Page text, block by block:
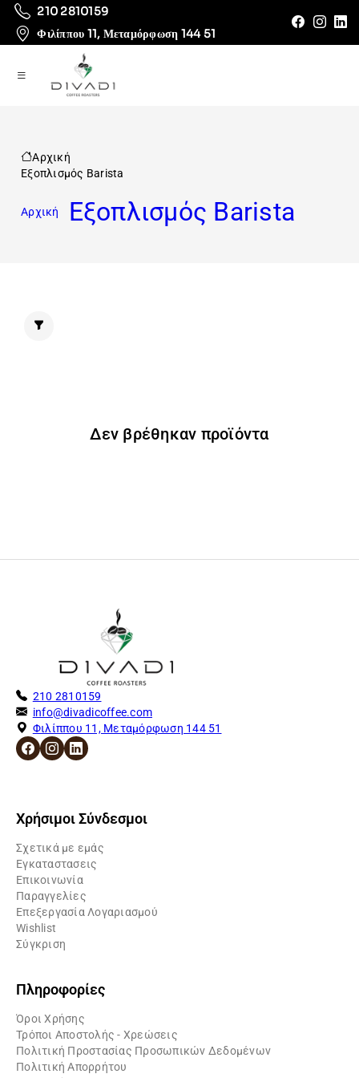
210 2810159
Φιλίππου 11, Μεταμόρφωση 144 51
Αρχική
Εξοπλισμός Barista
Αρχική Εξοπλισμός Barista
Δεν βρέθηκαν προϊόντα
210 2810159
info@divadicoffee.com
Φιλίππου 11, Μεταμόρφωση 144 51
Χρήσιμοι Σύνδεσμοι
Σχετικά με εμάς
Εγκαταστασεις
Επικοινωνία
Παραγγελίες
Επεξεργασία Λογαριασμού
Wishlist
Σύγκριση
Πληροφορίες
Όροι Χρήσης
Τρόποι Αποστολής - Χρεώσεις
Πολιτική Προστασίας Προσωπικών Δεδομένων
Πολιτική Απορρήτου